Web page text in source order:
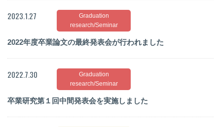
2023.1.27
Graduation
research/Seminar
2022年度卒業論文の最終発表会が行われました
2022.7.30
Graduation
research/Seminar
卒業研究第１回中間発表会を実施しました